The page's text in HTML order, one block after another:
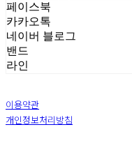
페이스북
카카오톡
네이버 블로그
밴드
라인
이용약관
개인정보처리방침